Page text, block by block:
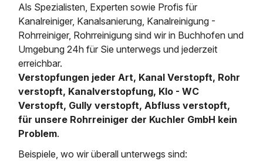
Als Spezialisten, Experten sowie Profis für
Kanalreiniger, Kanalsanierung, Kanalreinigung -
Rohrreiniger, Rohrreinigung sind wir in Buchhofen und
Umgebung 24h für Sie unterwegs und jederzeit
erreichbar.
Verstopfungen jeder Art, Kanal Verstopft, Rohr
verstopft, Kanalverstopfung, Klo - WC
Verstopft, Gully verstopft, Abfluss verstopft,
für unsere Rohrreiniger der Kuchler GmbH kein
Problem.
Beispiele, wo wir überall unterwegs sind: